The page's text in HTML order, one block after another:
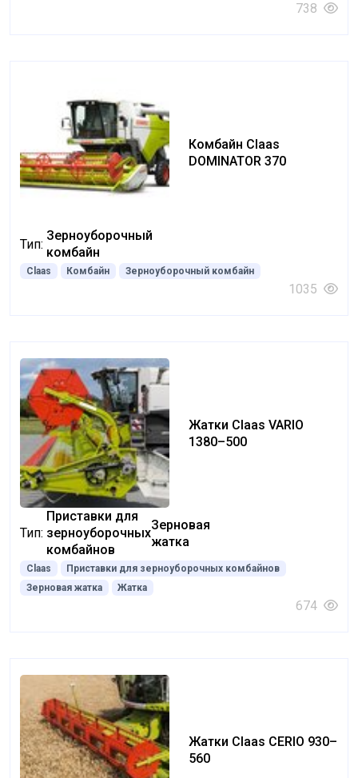
738
Комбайн Claas
DOMINATOR 370
Тип:
Зерноуборочный
комбайн
Claas Комбайн Зерноуборочный комбайн
1035
Жатки Claas VARIO
1380–500
Тип:
Приставки для
зерноуборочных
комбайнов
Зерновая
жатка
Claas
Приставки для зерноуборочных комбайнов
Зерновая жатка
Жатка
674
Жатки Claas CERIO 930–
560